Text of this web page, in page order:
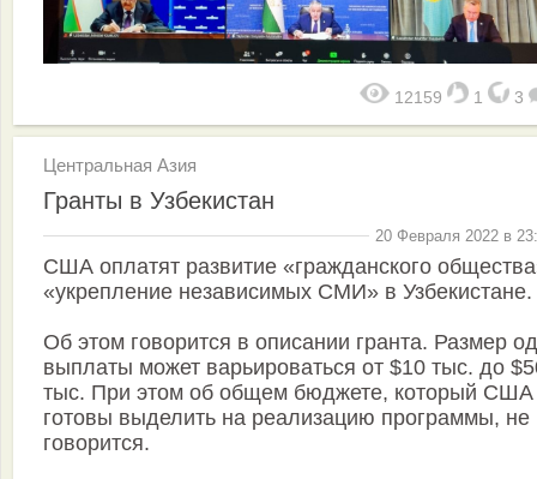
12159 1 3
Центральная Азия
Гранты в Узбекистан
20 Февраля 2022 в
США оплатят развитие «гражданского
«укрепление независимых СМИ» в Узбекистане.
Об этом говорится в описании гранта. Размер
выплаты может варьироваться от $10 тыс. до
тыс. При этом об общем бюджете, который США
готовы выделить на реализацию программы, не
говорится.